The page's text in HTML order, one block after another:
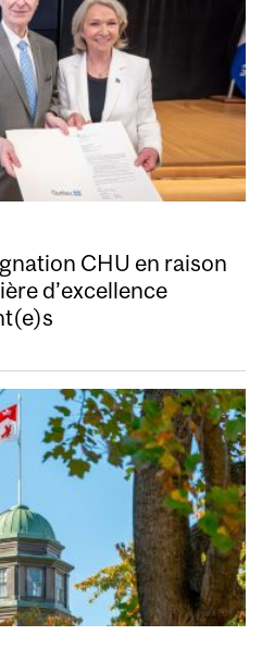
CHU en raison
d’excellence